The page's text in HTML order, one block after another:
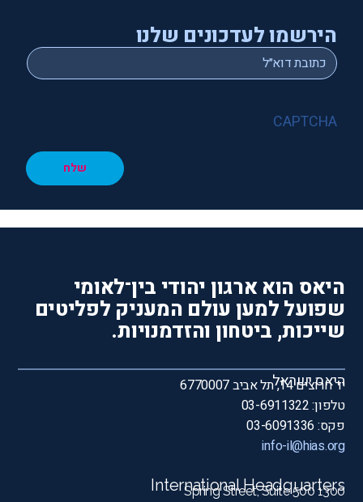
הירשמו לעדכונים שלנו
Email
*
CAPTCHA
שלח
היאס הוא ארגון יהודי בין־לאומי
שפועל למען עולם המעניק לפליטים
שייכות, ביטחון והזדמנויות.
היאס ישראל
יד חרוצים 14, תל אביב 6770007
טלפון: 03-6911322
פקס: 03-6091336
info-il@hias.org
International Headquarters
1300 Spring Street, Suite 500